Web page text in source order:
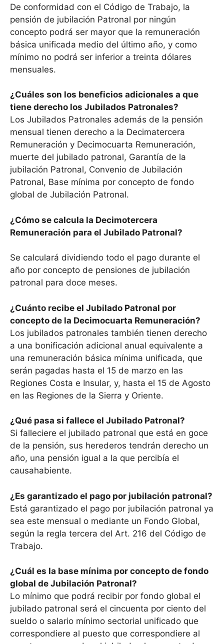
De conformidad con el Código de Trabajo, la
pensión de jubilación Patronal por ningún
concepto podrá ser mayor que la remuneración
básica unificada medio del último año, y como
mínimo no podrá ser inferior a treinta dólares
mensuales.
¿Cuáles son los beneficios adicionales a que
tiene derecho los Jubilados Patronales?
Los Jubilados Patronales además de la pensión
mensual tienen derecho a la Decimatercera
Remuneración y Decimocuarta Remuneración,
muerte del jubilado patronal, Garantía de la
jubilación Patronal, Convenio de Jubilación
Patronal, Base mínima por concepto de fondo
global de Jubilación Patronal.
¿Cómo se calcula la Decimotercera
Remuneración para el Jubilado Patronal?
Se calculará dividiendo todo el pago durante el
año por concepto de pensiones de jubilación
patronal para doce meses.
¿Cuánto recibe el Jubilado Patronal por
concepto de la Decimocuarta Remuneración?
Los jubilados patronales también tienen derecho
a una bonificación adicional anual equivalente a
una remuneración básica mínima unificada, que
serán pagadas hasta el 15 de marzo en las
Regiones Costa e Insular, y, hasta el 15 de Agosto
en las Regiones de la Sierra y Oriente.
¿Qué pasa si fallece el Jubilado Patronal?
Si falleciere el jubilado patronal que está en goce
de la pensión, sus herederos tendrán derecho un
año, una pensión igual a la que percibía el
causahabiente.
¿Es garantizado el pago por jubilación patronal?
Está garantizado el pago por jubilación patronal ya
sea este mensual o mediante un Fondo Global,
según la regla tercera del Art. 216 del Código de
Trabajo.
¿Cuál es la base mínima por concepto de fondo
global de Jubilación Patronal?
Lo mínimo que podrá recibir por fondo global el
jubilado patronal será el cincuenta por ciento del
sueldo o salario mínimo sectorial unificado que
correspondiere al puesto que correspondiere al